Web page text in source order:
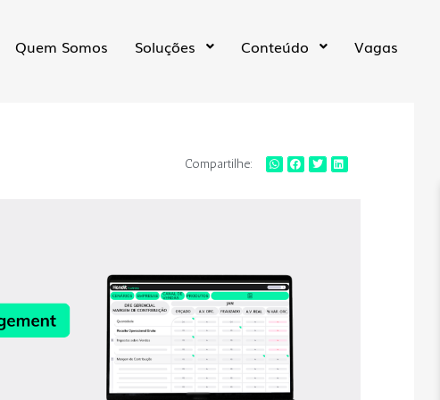
Quem Somos Soluções Conteúdo Vagas
Compartilhe: